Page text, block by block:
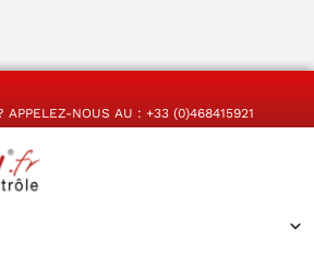
APPELEZ-NOUS AU : +33 (0)468415921